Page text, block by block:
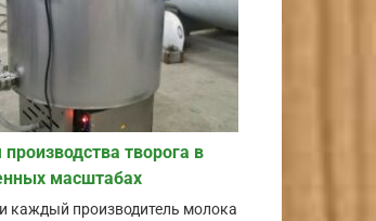
творога в
масштабах
каждый производитель молока